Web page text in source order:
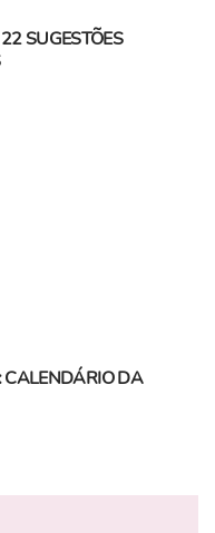
SUGESTÕES
DA